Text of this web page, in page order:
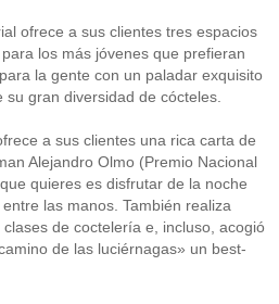
ofrece a sus clientes tres espacios
los más jóvenes que prefieran
la gente con un paladar exquisito
gran diversidad de cócteles.
a sus clientes una rica carta de
Alejandro Olmo (Premio Nacional
quieres es disfrutar de la noche
las manos. También realiza
de coctelería e, incluso, acogió
de las luciérnagas» un best-